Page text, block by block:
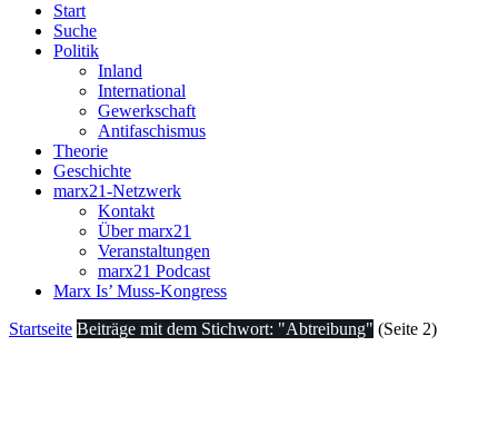
Start
Suche
Politik
Inland
International
Gewerkschaft
Antifaschismus
Theorie
Geschichte
marx21-Netzwerk
Kontakt
Über marx21
Veranstaltungen
marx21 Podcast
Marx Is’ Muss-Kongress
Startseite Beiträge mit dem Stichwort: "Abtreibung" (Seite 2)